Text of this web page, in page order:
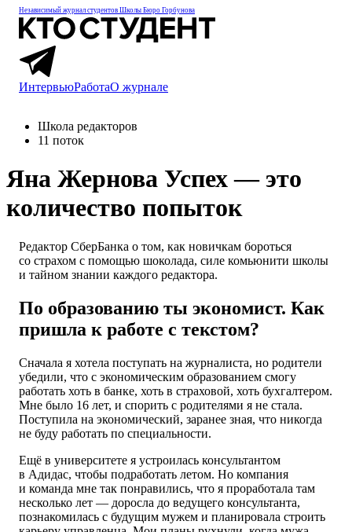
Независимый журнал студентов Школы Бюро Горбунова
ИнтервьюРаботаО журнале
Школа редакторов
11 поток
Яна Жернова Успех — это
количество попыток
Редактор СберБанка о том, как новичкам бороться
со страхом с помощью шоколада, силе комьюнити школы
и тайном знании каждого редактора.
По образованию ты экономист. Как
пришла к работе с текстом?
Сначала я хотела поступать на журналиста, но родители
убедили, что с экономическим образованием смогу
работать хоть в банке, хоть в страховой, хоть бухгалтером.
Мне было 16 лет, и спорить с родителями я не стала.
Поступила на экономический, заранее зная, что никогда
не буду работать по специальности.
Ещё в университете я устроилась консультантом
в Адидас, чтобы подработать летом. Но компания
и команда мне так понравились, что я проработала там
несколько лет — доросла до ведущего консультанта,
познакомилась с будущим мужем и планировала строить